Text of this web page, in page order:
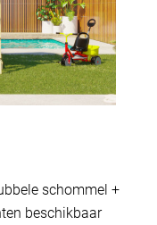
schommel +
beschikbaar